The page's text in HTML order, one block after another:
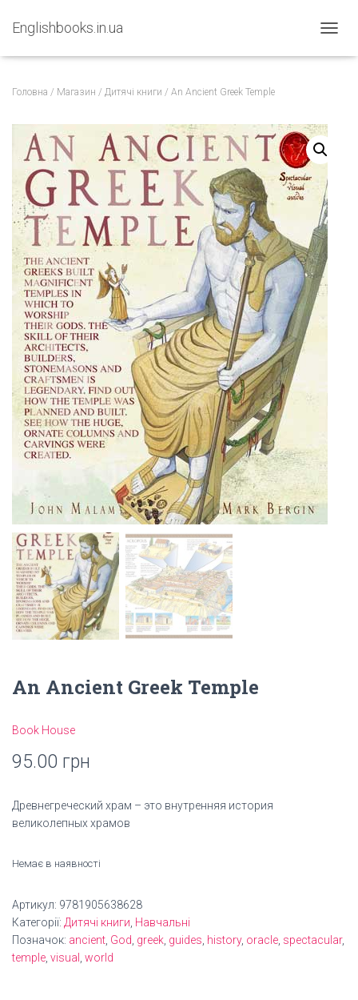
Englishbooks.in.ua
Головна / Магазин / Дитячі книги / An Ancient Greek Temple
An Ancient Greek Temple
Book House
95.00 грн
Древнегреческий храм – это внутренняя история
великолепных храмов
Немає в наявності
Артикул: 9781905638628
Категорії: Дитячі книги Навчальні
Позначок: ancient God greek guides history, oracle spectacular,
temple visual world